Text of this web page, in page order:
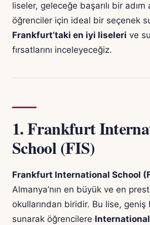
liseler, geleceğe başarılı bir
öğrenciler için ideal bir seçenek
Frankfurt’taki en iyi liseleri ve
fırsatlarını inceleyeceğiz.
1.Frankfurt
School (FIS)
Frankfurt International School
Almanya’nın en büyük ve en
okullarından biridir. Bu lise,
sunarak öğrencilere